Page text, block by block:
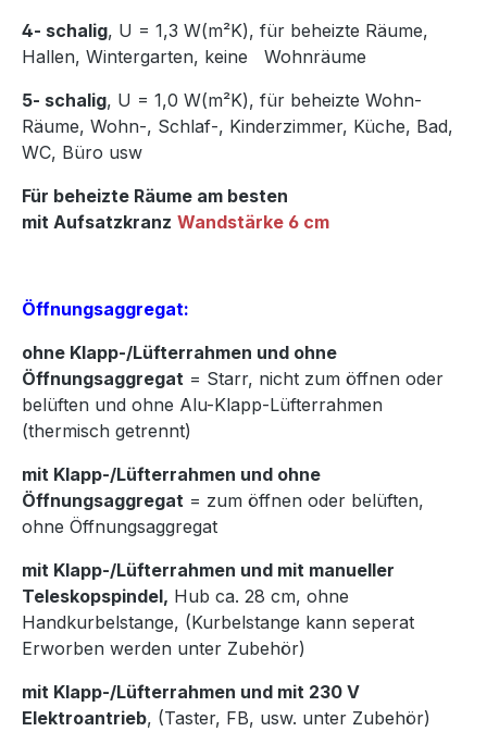
4- schalig, U = 1,3 W(m²K), für beheizte Räume,
Hallen, Wintergarten, keine Wohnräume
5- schalig, U = 1,0 W(m²K), für beheizte Wohn-
Räume, Wohn-, Schlaf-, Kinderzimmer, Küche, Bad,
WC, Büro usw
Für beheizte Räume am besten
mit Aufsatzkranz Wandstärke 6 cm
Öffnungsaggregat:
ohne Klapp-/Lüfterrahmen und ohne
Öffnungsaggregat = Starr, nicht zum öffnen oder
belüften und ohne Alu-Klapp-Lüfterrahmen
(thermisch getrennt)
mit Klapp-/Lüfterrahmen und ohne
Öffnungsaggregat = zum öffnen oder belüften,
ohne Öffnungsaggregat
mit Klapp-/Lüfterrahmen und mit manueller
Teleskopspindel, Hub ca. 28 cm, ohne
Handkurbelstange, (Kurbelstange kann seperat
Erworben werden unter Zubehör)
mit Klapp-/Lüfterrahmen und mit 230 V
Elektroantrieb, (Taster, FB, usw. unter Zubehör)